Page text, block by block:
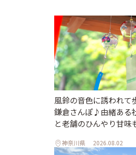
風鈴の音色に誘われて
鎌倉さんぽ♪由緒ある
と老舗のひんやり甘味
神奈川県 2026.08.02